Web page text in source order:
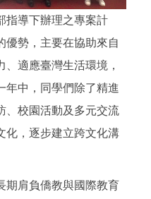
指導下辦理之專案計
優勢，主要在協助來自
適應臺灣生活環境，
年中，同學們除了精進
、校園活動及多元交流
化，逐步建立跨文化溝
期肩負僑教與國際教育